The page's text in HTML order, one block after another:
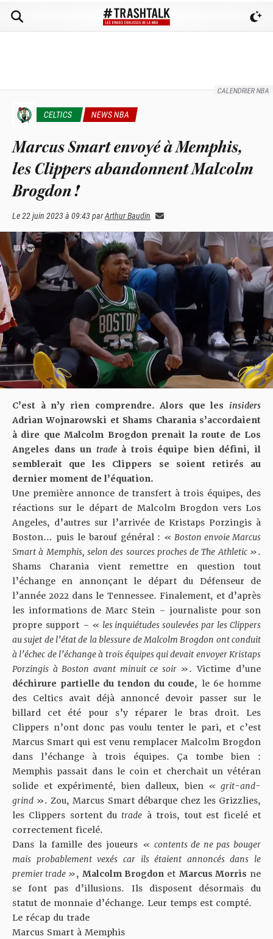
CALENDRIER NBA
CELTICS NEWS NBA
Marcus Smart envoyé à Memphis,
les Clippers abandonnent Malcolm
Brogdon !
Le22 juin 2023 à 09:43parArthur Baudin
C’est à n’y rien comprendre. Alors que les insiders
Adrian Wojnarowski et Shams Charania s’accordaient
à dire que Malcolm Brogdon prenait la route de Los
Angeles dans un tradeà trois équipe bien défini, il
semblerait que les Clippers se soient retirés au
dernier moment de l’équation.
Une première annonce de transfert à trois équipes, des
réactions sur le départ de Malcolm Brogdon vers Los
Angeles, d’autres sur l’arrivée de Kristaps Porzingis à
Boston… puis le barouf général : « Boston envoie Marcus
Smart à Memphis, selon des sources proches de The Athletic ».
Shams Charania vient remettre en question tout
l’échange en annonçant le départ du Défenseur de
l’année 2022 dans le Tennessee. Finalement, et d’après
les informations de Marc Stein – journaliste pour son
propre support – « les inquiétudes soulevées par les Clippers
au sujet de l’état de la blessure de Malcolm Brogdon ont conduit
à l’échec de l’échange à trois équipes qui devait envoyer Kristaps
Porzingis à Boston avant minuit ce soir ». Victime d’une
déchirure partielle du tendon du coude, le 6e homme
des Celtics avait déjà annoncé devoir passer sur le
billard cet été pour s’y réparer le bras droit. Les
Clippers n’ont donc pas voulu tenter le pari, et c’est
Marcus Smart qui est venu remplacer Malcolm Brogdon
dans l’échange à trois équipes. Ça tombe bien :
Memphis passait dans le coin et cherchait un vétéran
solide et expérimenté, bien dalleux, bien « grit-and-
grind ». Zou, Marcus Smart débarque chez les Grizzlies,
les Clippers sortent du trade à trois, tout est ficelé et
correctement ficelé.
Dans la famille des joueurs « contents de ne pas bouger
mais probablement vexés car ils étaient annoncés dans le
premier trade », Malcolm Brogdon et Marcus Morris ne
se font pas d’illusions. Ils disposent désormais du
statut de monnaie d’échange. Leur temps est compté.
Le récap du trade
Marcus Smart à Memphis